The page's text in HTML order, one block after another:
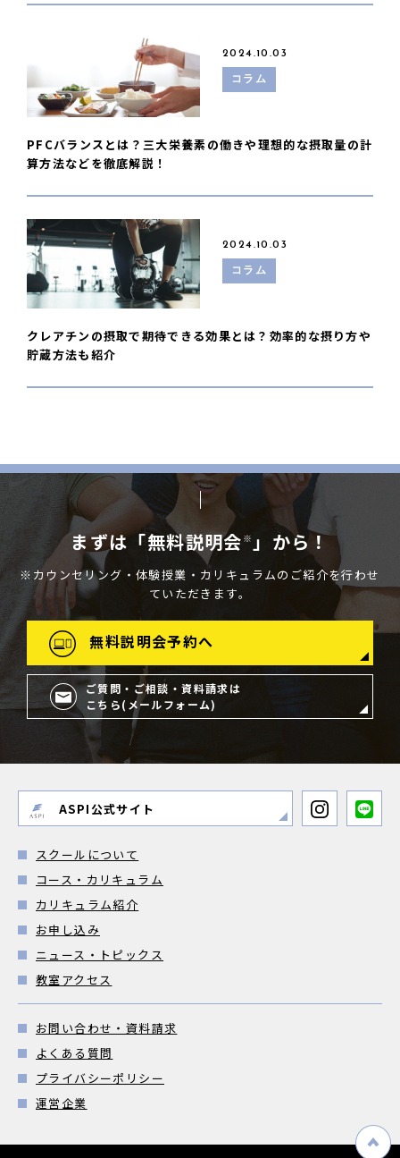
2024.10.03
コラム
PFCバランスとは？三大栄養素の働きや理想的な摂取量の計
算方法などを徹底解説！
2024.10.03
コラム
クレアチンの摂取で期待できる効果とは？効率的な摂り方や
貯蔵方法も紹介
まずは「無料説明会 ※ 」から！
※カウンセリング・体験授業・カリキュラムのご紹介を行わせ
ていただきます。
無料説明会予約へ
ご質問・ご相談・資料請求は
こちら(メールフォーム)
ASPI公式サイト
スクールについて
コース・カリキュラム
カリキュラム紹介
お申し込み
ニュース・トピックス
教室アクセス
お問い合わせ・資料請求
よくある質問
プライバシーポリシー
運営企業